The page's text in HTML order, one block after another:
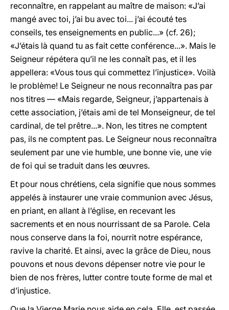
reconnaître, en rappelant au maître de maison: «J’ai
mangé avec toi, j’ai bu avec toi... j’ai écouté tes
conseils, tes enseignements en public...» (cf. 26);
«J’étais là quand tu as fait cette conférence...». Mais le
Seigneur répétera qu’il ne les connaît pas, et il les
appellera: «Vous tous qui commettez l’injustice». Voilà
le problème! Le Seigneur ne nous reconnaîtra pas par
nos titres — «Mais regarde, Seigneur, j’appartenais à
cette association, j’étais ami de tel Monseigneur, de tel
cardinal, de tel prêtre...». Non, les titres ne comptent
pas, ils ne comptent pas. Le Seigneur nous reconnaîtra
seulement par une vie humble, une bonne vie, une vie
de foi qui se traduit dans les œuvres.
Et pour nous chrétiens, cela signifie que nous sommes
appelés à instaurer une vraie communion avec Jésus,
en priant, en allant à l’église, en recevant les
sacrements et en nous nourrissant de sa Parole. Cela
nous conserve dans la foi, nourrit notre espérance,
ravive la charité. Et ainsi, avec la grâce de Dieu, nous
pouvons et nous devons dépenser notre vie pour le
bien de nos frères, lutter contre toute forme de mal et
d’injustice.